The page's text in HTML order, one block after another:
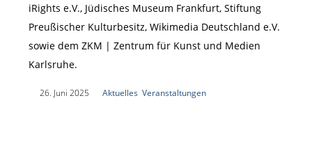
iRights e.V., Jüdisches Museum Frankfurt, Stiftung
Preußischer Kulturbesitz, Wikimedia Deutschland e.V.
sowie dem ZKM | Zentrum für Kunst und Medien
Karlsruhe.
26. Juni 2025 Aktuelles Veranstaltungen